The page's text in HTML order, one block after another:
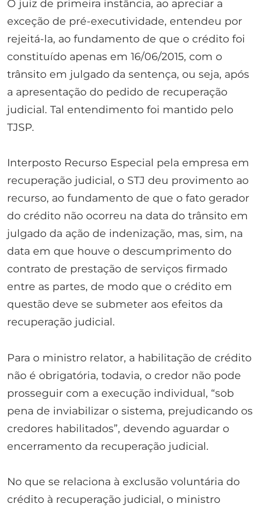
O juiz de primeira instância, ao apreciar a
exceção de pré-executividade, entendeu por
rejeitá-la, ao fundamento de que o crédito foi
constituído apenas em 16/06/2015, com o
trânsito em julgado da sentença, ou seja, após
a apresentação do pedido de recuperação
judicial. Tal entendimento foi mantido pelo
TJSP.
Interposto Recurso Especial pela empresa em
recuperação judicial, o STJ deu provimento ao
recurso, ao fundamento de que o fato gerador
do crédito não ocorreu na data do trânsito em
julgado da ação de indenização, mas, sim, na
data em que houve o descumprimento do
contrato de prestação de serviços firmado
entre as partes, de modo que o crédito em
questão deve se submeter aos efeitos da
recuperação judicial.
Para o ministro relator, a habilitação de crédito
não é obrigatória, todavia, o credor não pode
prosseguir com a execução individual, “sob
pena de inviabilizar o sistema, prejudicando os
credores habilitados”, devendo aguardar o
encerramento da recuperação judicial.
No que se relaciona à exclusão voluntária do
crédito à recuperação judicial, o ministro